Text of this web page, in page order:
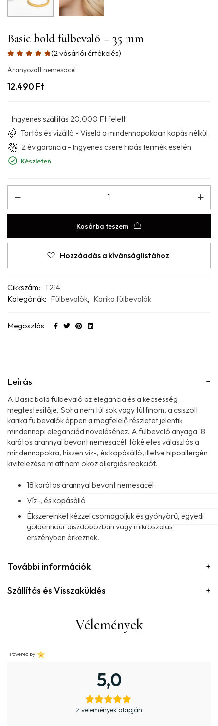
Basic bold fülbevaló – 35 mm
(2vásárlói értékelés)
Aranyozott nemesacél
12.490 Ft
Ingyenes szállítás 20.000 Ft felett
Tartós és vízálló - Viseld a mindennapokban kopás nélkül
2 év garancia - Ingyenes csere hibás termék esetén
Készleten
Kosárba teszem
Hozzáadás a kívánságlistához
Cikkszám: T214
Kategóriák: Fülbevalók, Karika fülbevalók
Megosztás
Leírás
A Basic bold fülbevaló az elegancia és a kecsesség
megtestesítője. Soha nem túl sok vagy túl finom, a csiszolt
karika fülbevalók éppen a megfelelő részletet jelentik
mindennapi eleganciád növeléséhez. A fülbevaló anyaga 18
karátos arannyal bevont nemesacél, tökéletes választás a
mindennapokra, hiszen víz-, és kopásálló, illetve hipoallergén
kivitelezése miatt nem okoz allergiás reakciót.
18 karátos arannyal bevont nemesacél
Víz-, és kopásálló
Ékszereinket kézzel csomagoljuk és gyönyörű, egyedi
goldenhour díszdobozban vagy mikroszálas
erszényben érkeznek.
További információk
Szállítás és Visszaküldés
Vélemények
Powered by
5,0
2 vélemények alapján